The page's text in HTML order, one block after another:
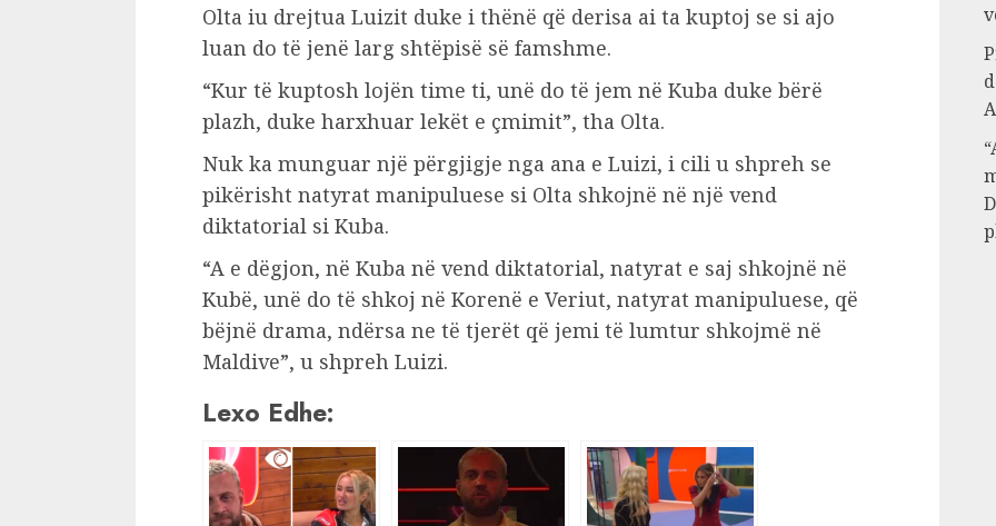
Olta iu drejtua Luizit duke i thënë që derisa ai ta kuptoj se si ajo
luan do të jenë larg shtëpisë së famshme.
“Kur të kuptosh lojën time ti, unë do të jem në Kuba duke bërë
plazh, duke harxhuar lekët e çmimit”, tha Olta.
Nuk ka munguar një përgjigje nga ana e Luizi, i cili u shpreh se
pikërisht natyrat manipuluese si Olta shkojnë në një vend
diktatorial si Kuba.
“A e dëgjon, në Kuba në vend diktatorial, natyrat e saj shkojnë në
Kubë, unë do të shkoj në Korenë e Veriut, natyrat manipuluese, që
bëjnë drama, ndërsa ne të tjerët që jemi të lumtur shkojmë në
Maldive”, u shpreh Luizi.
Lexo Edhe: